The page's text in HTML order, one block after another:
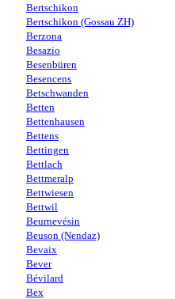
Bertschikon
Bertschikon (Gossau ZH)
Berzona
Besazio
Besenbüren
Besencens
Betschwanden
Betten
Bettenhausen
Bettens
Bettingen
Bettlach
Bettmeralp
Bettwiesen
Bettwil
Beurnevésin
Beuson (Nendaz)
Bevaix
Bever
Bévilard
Bex